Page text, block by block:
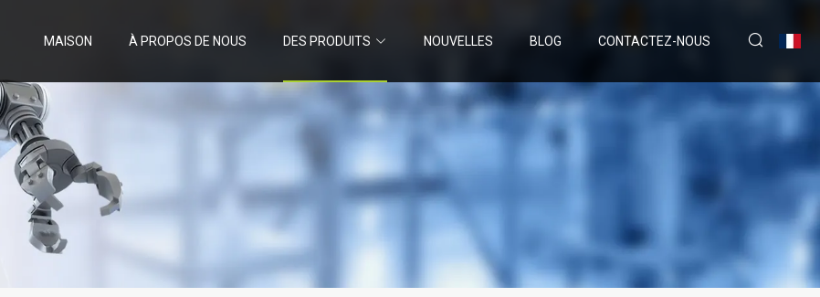
MAISON À PROPOS DE NOUS DES PRODUITS NOUVELLES BLOG CONTACTEZ-NOUS